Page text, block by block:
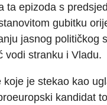
ta epizoda s
gubitku
jasnog političkog
vodi stranku i Vladu.
koje je stekao kao
kandidat